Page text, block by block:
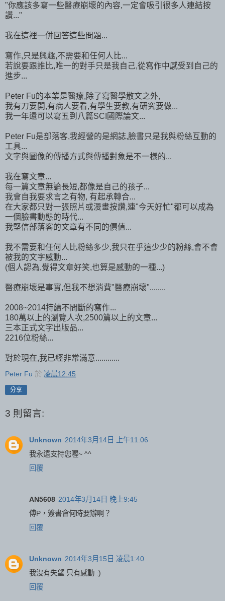
"你應該多寫一些醫療崩壞的內容,一定會吸引很多人連結按
讚..."
我在這裡一併回答這些問題...
寫作,只是興趣,不需要和任何人比...
若說要跟誰比,唯一的對手只是我自己,從寫作中感受到自己的
進步...
Peter Fu的本業是醫療,除了寫醫學散文之外,
我有刀要開,有病人要看,有學生要教,有研究要做...
我一年還可以寫五到八篇SCI國際論文...
Peter Fu是部落客,我經營的是網誌,臉書只是我與粉絲互動的
工具...
文字與圖像的傳播方式與傳播對象是不一樣的...
我在寫文章...
每一篇文章無論長短,都像是自己的孩子...
我會自我要求言之有物, 有起承轉合...
在大家都只對一張照片或漫畫按讚,連"今天好忙"都可以成為
一個臉書動態的時代...
我堅信部落客的文章有不同的價值...
我不需要和任何人比粉絲多少,我只在乎這少少的粉絲,會不會
被我的文字感動...
(個人認為,覺得文章好笑,也算是感動的一種...)
醫療崩壞是事實,但我不想消費"醫療崩壞"........
2008~2014持續不間斷的寫作...
180萬以上的瀏覽人次,2500篇以上的文章...
三本正式文字出版品...
2216位粉絲...
對於現在,我已經非常滿意............
Peter Fu 於 凌晨12:45
分享
3 則留言:
Unknown 2014年3月14日 上午11:06
我永遠支持您喔~ ^^
回覆
AN5608 2014年3月14日 晚上9:45
傅P，簽書會何時要辦啊？
回覆
Unknown 2014年3月15日 凌晨1:40
我沒有失望 只有感動 :)
回覆